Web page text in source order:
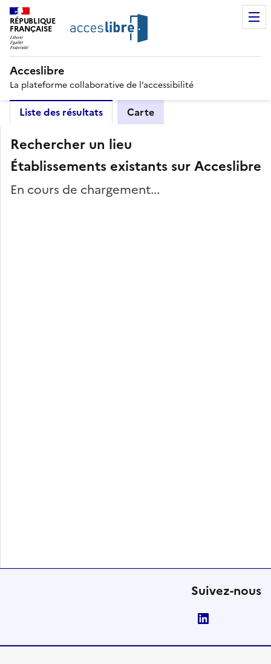
RÉPUBLIQUE
FRANÇAISE
Acceslibre
La plateforme collaborative de l’accessibilité
Liste des résultats Carte
Rechercher un lieu
Établissements existants sur Acceslibre
En cours de chargement...
Suivez-nous